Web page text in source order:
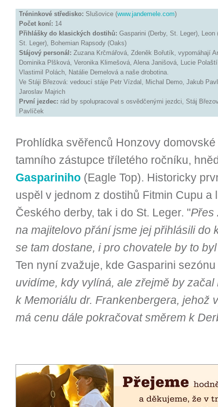
Tréninkové středisko: Slušovice (www.jandemele.com)
Počet koní: 14
Přihlášky do klasických dostihů: Gasparini (Derby, St. Leger),
St. Leger), Bohemian Rapsody (Oaks)
Stájový personál: Zuzana Krčmářová, Zdeněk Bořutík, vypomáhají
Dominika Plšková, Veronika Klimešová, Alena Janišová, Lucie
Vlastimil Polách, Natálie Demelová a naše drobotina.
Ve Stáji Březová: vedoucí stáje Petr Vízdal, Michal Demo, Jakub
Jaroslav Majrich
První jezdec: rád by spolupracoval s osvědčenými jezdci, Stáj
Pavlíček
Prohlídka svěřenců Honzovy
tamního zástupce tříletého ročníku,
Gaspariniho (Eagle Top). Historicky
uspěl v jednom z dostihů Fitmin Cupu a
Českého derby, tak i do St. Leger. "Přes
na majitelovo přání jsme jej přihlásili do
se tam dostane, i pro chovatele by to
Ten nyní zvažuje, kde Gasparini
uvidíme, kdy vylíná, ale zřejmě by
k Memoriálu dr. Frankenbergera, jehož
má cenu dále pokračovat směrem k